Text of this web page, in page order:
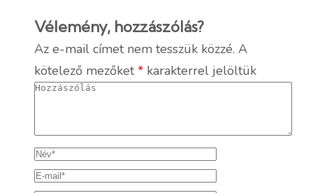
Vélemény, hozzászólás?
Az e-mail címet nem tesszük közzé. A
kötelező mezőket* karakterrel jelöltük